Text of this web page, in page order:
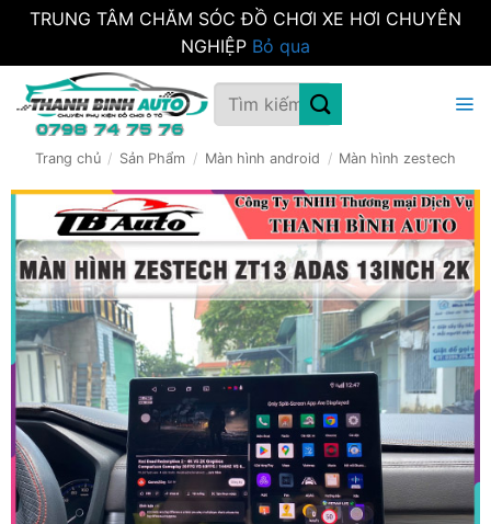
TRUNG TÂM CHĂM SÓC ĐỒ CHƠI XE HƠI CHUYÊN
NGHIỆP Bỏ qua
qua
dung
Tìm
kiếm:
Trang chủ / Sản Phẩm / Màn hình android / Màn hình zestech